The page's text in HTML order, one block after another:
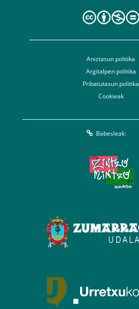
Aniztasun politika
Argitalpen politika
Pribatutasun politika
Cookieak
Babesleak: